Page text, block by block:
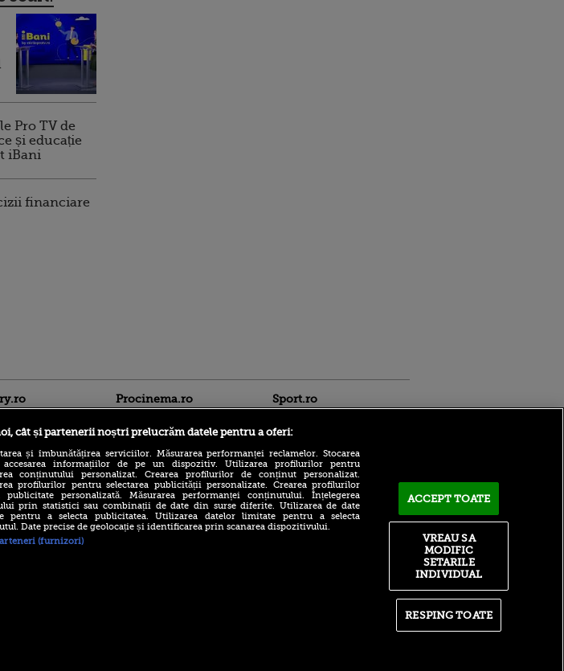
Pro TV de
și educație
iBani
financiare
Lumea
din România
Events!
Procinema.ro
Dorian Boguță, Dragoș
Bucur, Alexandru
Sport.ro
Bogdan Andone, sincer
Universitatea Craiova - FC
cât și partenerii noștri prelucrăm datele pentru a oferi:
și îmbunătățirea serviciilor. Măsurarea performanței reclamelor. Stocarea
accesarea informațiilor de pe un dispozitiv. Utilizarea profilurilor pentru
conținutului personalizat. Crearea profilurilor de conținut personalizat.
profilurilor pentru selectarea publicității personalizate. Crearea profilurilor
publicitate personalizată. Măsurarea performanței conținutului. Înțelegerea
prin statistici sau combinații de date din surse diferite. Utilizarea de date
pentru a selecta publicitatea. Utilizarea datelor limitate pentru a selecta
Date precise de geolocație și identificarea prin scanarea dispozitivului.
(furnizori)
ACCEPT TOATE
RESPING TOATE
VREAU SA
MODIFIC
SETARILE
INDIVIDUAL